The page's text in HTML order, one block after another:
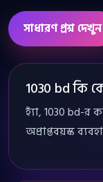
সাধারণ প্রশ্ন দেখুন
1030 bd কি
হ্যাঁ, 1030 bd-র
অপ্রাপ্তবয়স্ক